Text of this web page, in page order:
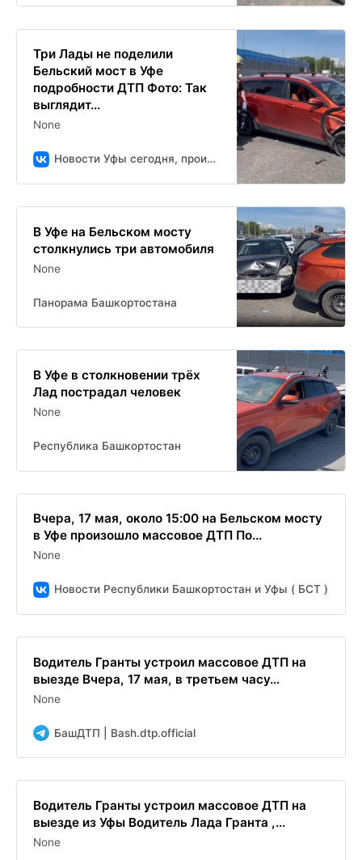
Три Лады не поделили
Бельский мост в Уфе
подробности ДТП Фото: Так
выглядит...
None
Новости Уфы сегодня, происшествия, ЧП и ДТП
В Уфе на Бельском мосту
столкнулись три автомобиля
None
Панорама Башкортостана
В Уфе в столкновении трёх
Лад пострадал человек
None
Республика Башкортостан
Вчера, 17 мая, около 15:00 на Бельском мосту
в Уфе произошло массовое ДТП По...
None
Новости Республики Башкортостан и Уфы ( БСТ )
Водитель Гранты устроил массовое ДТП на
выезде Вчера, 17 мая, в третьем часу...
None
БашДТП | Bash.dtp.official
Водитель Гранты устроил массовое ДТП на
выезде из Уфы Водитель Лада Гранта ,...
None